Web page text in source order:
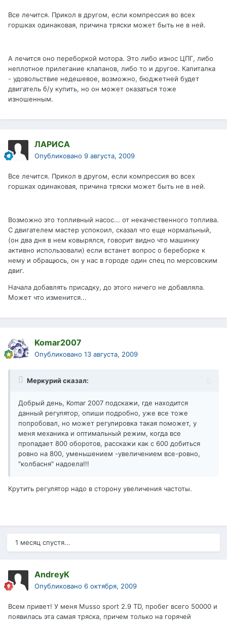
Все лечится. Прикол в другом, если компрессия во всех
горшках одинаковая, причина тряски может быть не в ней.
А лечится оно переборкой мотора. Это либо износ ЦПГ, либо
неплотное прилегание клапанов, либо то и другое. Капиталка
- удовольствие недешевое, возможно, бюджетней будет
двигатель б/у купить, но он может оказаться тоже
изношенным.
ЛАРИСА
Опубликовано 9 августа, 2009
Все лечится. Прикол в другом, если компрессия во всех
горшках одинаковая, причина тряски может быть не в ней.
Возможно это топливный насос... от некачественного топлива.
С двигателем мастер успокоил, сказал что еще нормальный,
(он два дня в нем ковырялся, говорит видно что машинку
активно использовали) если встанет вопрос о береборке к
нему и обращюсь, он у нас в городе один спец по мерсовским
двиг.
Начала добавлять присадку, до этого ничего не добавляла.
Может что изменится...
Komar2007
Опубликовано 13 августа, 2009
Меркурий сказал:
Добрый день, Komar 2007 подскажи, где находится
данный регулятор, опиши подробно, уже все тоже
попробовал, но может регулировка такая поможет, у
меня механика и оптимальный режим, когда все
пропадает 800 оборотов, расскажи как с 600 добиться
ровно на 800, уменьшением -увеличением все-ровно,
"колбасня" надоела!!!
Крутить регулятор надо в сторону увеличения частоты.
1 месяц спустя...
AndreyK
Опубликовано 6 октября, 2009
Всем привет! У меня Musso sport 2.9 TD, пробег всего 50000 и
появилась эта самая тряска, причем только на горячей